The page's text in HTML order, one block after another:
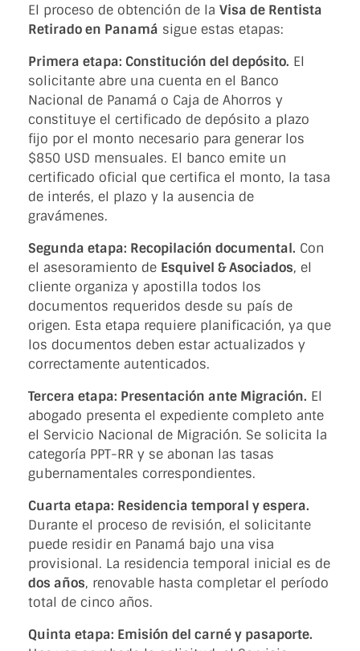
El proceso de obtención de la Visa de Rentista
Retirado en Panamá sigue estas etapas:
Primera etapa: Constitución del depósito. El
solicitante abre una cuenta en el Banco
Nacional de Panamá o Caja de Ahorros y
constituye el certificado de depósito a plazo
fijo por el monto necesario para generar los
$850 USD mensuales. El banco emite un
certificado oficial que certifica el monto, la tasa
de interés, el plazo y la ausencia de
gravámenes.
Segunda etapa: Recopilación documental. Con
el asesoramiento de Esquivel & Asociados, el
cliente organiza y apostilla todos los
documentos requeridos desde su país de
origen. Esta etapa requiere planificación, ya que
los documentos deben estar actualizados y
correctamente autenticados.
Tercera etapa: Presentación ante Migración. El
abogado presenta el expediente completo ante
el Servicio Nacional de Migración. Se solicita la
categoría PPT-RR y se abonan las tasas
gubernamentales correspondientes.
Cuarta etapa: Residencia temporal y espera.
Durante el proceso de revisión, el solicitante
puede residir en Panamá bajo una visa
provisional. La residencia temporal inicial es de
dos años, renovable hasta completar el período
total de cinco años.
Quinta etapa: Emisión del carné y pasaporte.